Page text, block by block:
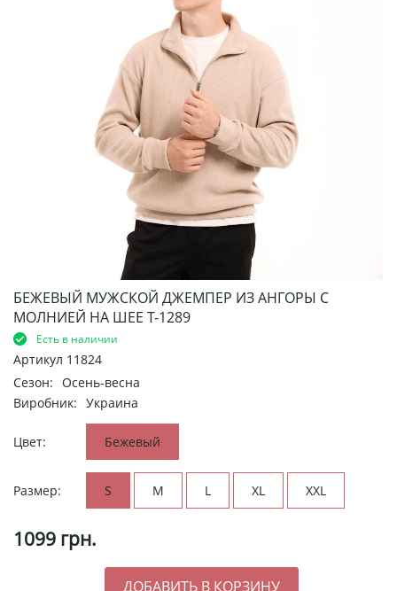
БЕЖЕВЫЙ МУЖСКОЙ ДЖЕМПЕР ИЗ АНГОРЫ С
МОЛНИЕЙ НА ШЕЕ Т-1289
Есть в наличии
Артикул 11824
Сезон: Осень-весна
Виробник: Украина
Цвет: Бежевый
Размер: S M L XL XXL
1099 грн.